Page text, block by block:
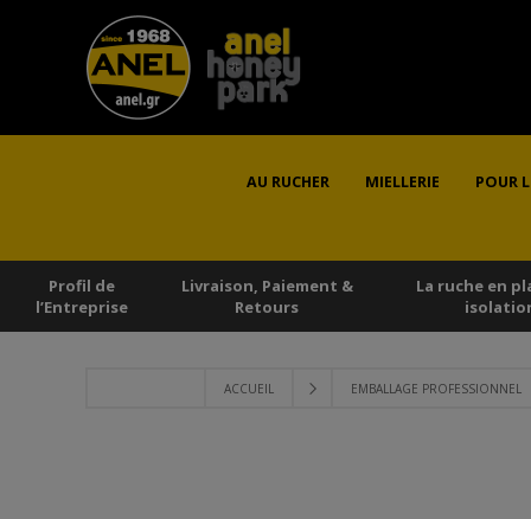
AU RUCHER MIELLERIE POUR
Profil de
l’Εntreprise
Livraison, Paiement &
Retours
La ruche en
ACCUEIL EMBALLAGE PROFESSIONNEL